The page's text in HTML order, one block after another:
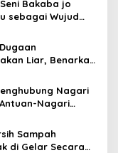
Bakaba jo
sebagai Wujud
Hampar
Liar, Benarkah
Nagari
Nagari
Pemerintah
Sampah
di Gelar Secara